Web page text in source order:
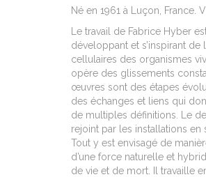
Né en 1961 à Luçon, France.
Le travail de Fabrice Hyber
développant et s’inspirant
cellulaires des organismes
opère des glissements
œuvres sont des étapes
des échanges et liens qui
de multiples définitions. Le
rejoint par les installations en
Tout y est envisagé de
d’une force naturelle et
de vie et de mort. Il travaille